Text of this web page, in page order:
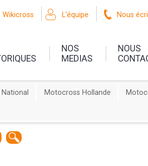
Wikicross L'équipe Nous
NOS
MEDIAS
NOUS
Motocross Hollande